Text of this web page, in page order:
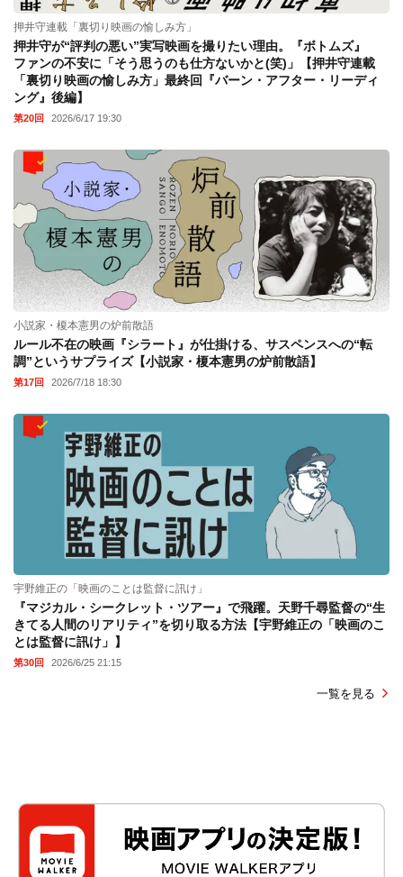
押井守連載「裏切り映画の愉しみ方」
押井守が“評判の悪い”実写映画を撮りたい理由。『ボトムズ』
ファンの不安に「そう思うのも仕方ないかと(笑)」【押井守連載
「裏切り映画の愉しみ方」最終回『バーン・アフター・リーディ
ング』後編】
第20回 2026/6/17 19:30
小説家・榎本憲男の炉前散語
ルール不在の映画『シラート』が仕掛ける、サスペンスへの“転
調”というサプライズ【小説家・榎本憲男の炉前散語】
第17回 2026/7/18 18:30
宇野維正の「映画のことは監督に訊け」
『マジカル・シークレット・ツアー』で飛躍。天野千尋監督の“生
きてる人間のリアリティ”を切り取る方法【宇野維正の「映画のこ
とは監督に訊け」】
第30回 2026/6/25 21:15
一覧を見る